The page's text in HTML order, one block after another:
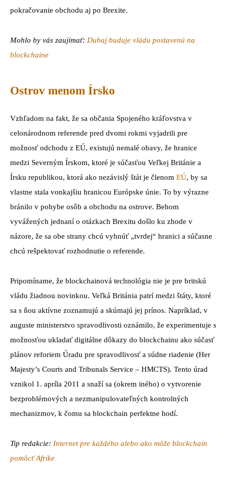
pokračovanie obchodu aj po Brexite.
Mohlo by vás zaujímať: Dubaj buduje vládu postavenú na
blockchaine
Ostrov menom Írsko
Vzhľadom na fakt, že sa občania Spojeného kráľovstva v
celonárodnom referende pred dvomi rokmi vyjadrili pre
možnosť odchodu z EÚ, existujú nemalé obavy, že hranice
medzi Severným Írskom, ktoré je súčasťou Veľkej Británie a
Írsku republikou, ktorá ako nezávislý štát je členom EÚ, by sa
vlastne stala vonkajšiu hranicou Európske únie. To by výrazne
bránilo v pohybe osôb a obchodu na ostrove. Behom
vyvážených jednaní o otázkach Brexitu došlo ku zhode v
názore, že sa obe strany chcú vyhnúť „tvrdej“ hranici a súčasne
chcú rešpektovať rozhodnutie o referende.
Pripomíname, že blockchainová technológia nie je pre britskú
vládu žiadnou novinkou. Veľká Británia patrí medzi štáty, ktoré
sa s ňou aktívne zoznamujú a skúmajú jej prínos. Napríklad, v
auguste ministerstvo spravodlivosti oznámilo, že experimentuje s
možnosťou ukladať digitálne dôkazy do blockchainu ako súčasť
plánov reforiem Úradu pre spravodlivosť a súdne riadenie (Her
Majesty’s Courts and Tribunals Service – HMCTS). Tento úrad
vznikol 1. apríla 2011 a snaží sa (okrem iného) o vytvorenie
bezproblémových a nezmanipulovateľných kontrolných
mechanizmov, k čomu sa blockchain perfektne hodí.
Tip redakcie: Internet pre každého alebo ako môže blockchain
pomôcť Afrike